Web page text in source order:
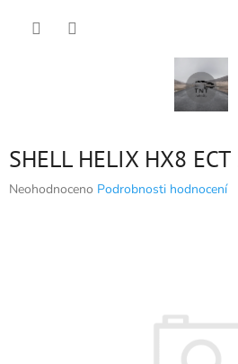
SHELL HELIX HX8
Průměrné
Neohodnoceno Podrobnosti hodnocení